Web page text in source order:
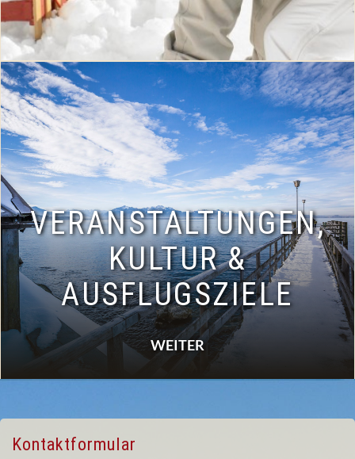
VERANSTALTUNGEN,
KULTUR &
AUSFLUGSZIELE
WEITER
Kontaktformular